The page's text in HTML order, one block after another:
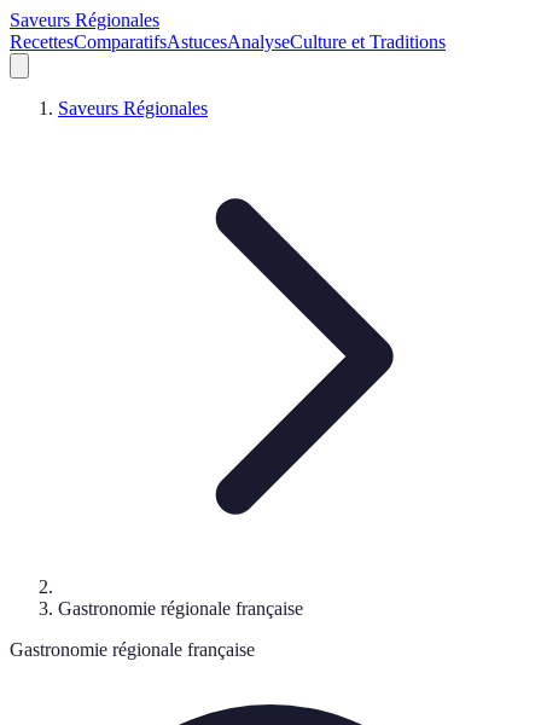
Saveurs Régionales
RecettesComparatifsAstucesAnalyseCulture et Traditions
Saveurs Régionales
Gastronomie régionale française
Gastronomie régionale française